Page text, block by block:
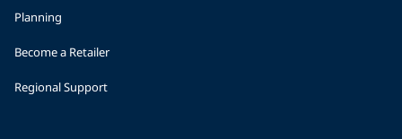
Planning
Become a Retailer
Regional Support